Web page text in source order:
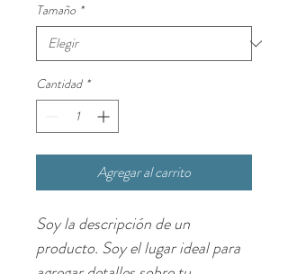
Tamaño *
Cantidad *
Agregar al carrito
Soy la descripción de un
producto. Soy el lugar ideal para